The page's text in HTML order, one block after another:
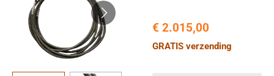
€ 2.015,00
GRATIS verzending